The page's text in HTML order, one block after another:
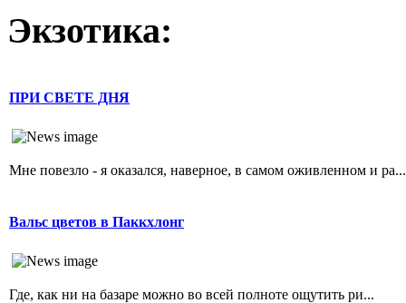
Экзотика:
ПРИ СВЕТЕ ДНЯ
Мне повезло - я оказался, наверное, в самом оживленном и ра...
Вальс цветов в Паккхлонг
Где, как ни на базаре можно во всей полноте ощутить ри...